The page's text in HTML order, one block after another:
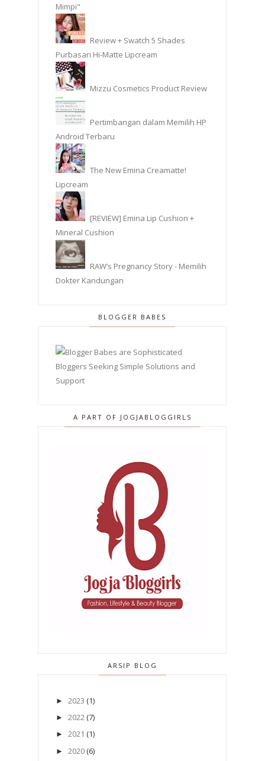
Mimpi"
Review + Swatch 5 Shades
Purbasari Hi-Matte Lipcream
Mizzu Cosmetics Product Review
Pertimbangan dalam Memilih HP
Android Terbaru
The New Emina Creamatte!
Lipcream
[REVIEW] Emina Lip Cushion +
Mineral Cushion
RAW’s Pregnancy Story - Memilih
Dokter Kandungan
BLOGGER BABES
A PART OF JOGJABLOGGIRLS
ARSIP BLOG
► 2023 (1)
► 2022 (7)
► 2021 (1)
► 2020 (6)